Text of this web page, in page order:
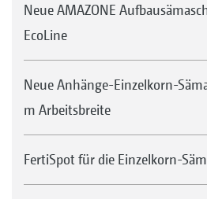
Neue AMAZONE
EcoLine
Neue Anhänge-Einzelkorn-
m Arbeitsbreite
FertiSpot für die Einzelkorn-